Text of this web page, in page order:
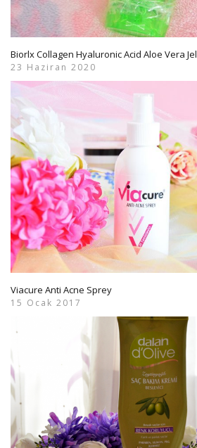
Biorlx Collagen Hyaluronic Acid Aloe Vera Jel
23 Haziran 2020
Viacure Anti Acne Sprey
15 Ocak 2017